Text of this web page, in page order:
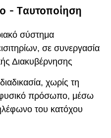
- Ταυτοποίηση
σύστημα
σε συνεργασία
Διακυβέρνησης
χωρίς τη
φυσικό πρόσωπο, μέσω
του κατόχου